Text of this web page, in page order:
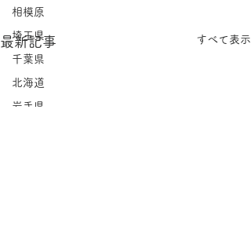
相模原
埼玉県
千葉県
北海道
岩手県
最新記事 すべて表示